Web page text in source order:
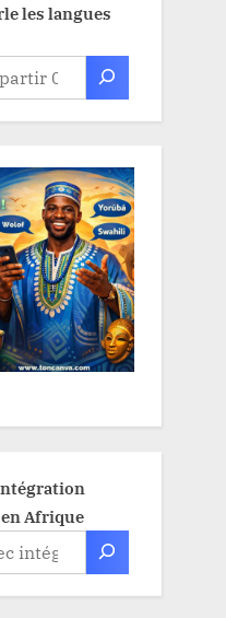
les langues
Afrique